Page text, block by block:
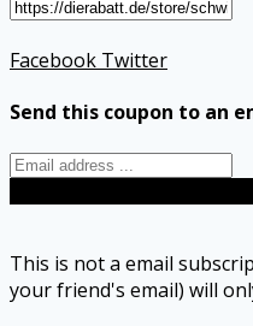
Facebook Twitter
Send this coupon to an
This is not a email
your friend's email) will